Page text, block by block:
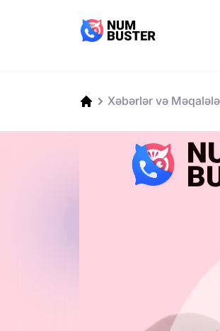
Xəbərlər və